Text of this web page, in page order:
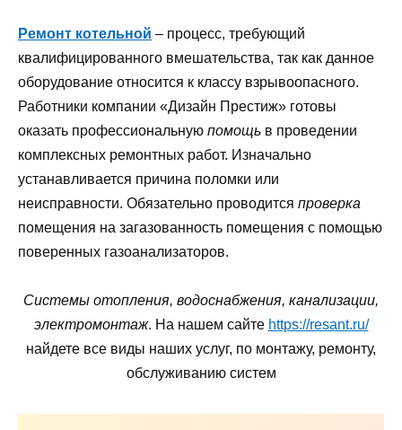
Ремонт котельной – процесс, требующий
квалифицированного вмешательства, так как данное
оборудование относится к классу взрывоопасного.
Работники компании «Дизайн Престиж» готовы
оказать профессиональную помощь в проведении
комплексных ремонтных работ. Изначально
устанавливается причина поломки или
неисправности. Обязательно проводится проверка
помещения на загазованность помещения с помощью
поверенных газоанализаторов.
Системы отопления, водоснабжения, канализации,
электромонтаж. На нашем сайте https://resant.ru/
найдете все виды наших услуг, по монтажу, ремонту,
обслуживанию систем